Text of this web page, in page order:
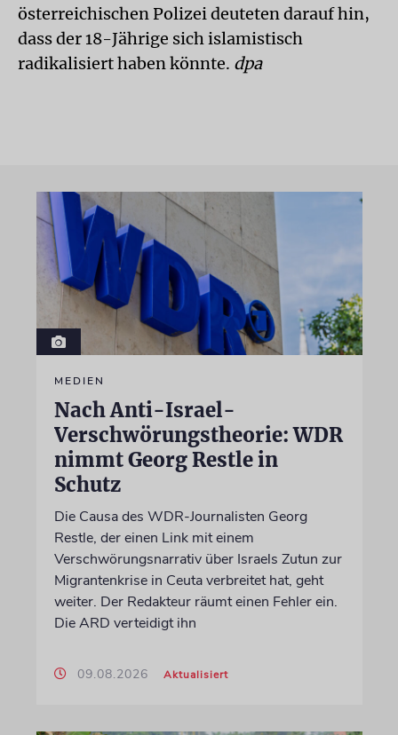
österreichischen Polizei deuteten darauf hin,
dass der 18-Jährige sich islamistisch
radikalisiert haben könnte. dpa
MEDIEN
Nach Anti-Israel-
Verschwörungstheorie: WDR
nimmt Georg Restle in
Schutz
Die Causa des WDR-Journalisten Georg
Restle, der einen Link mit einem
Verschwörungsnarrativ über Israels Zutun zur
Migrantenkrise in Ceuta verbreitet hat, geht
weiter. Der Redakteur räumt einen Fehler ein.
Die ARD verteidigt ihn
09.08.2026 Aktualisiert